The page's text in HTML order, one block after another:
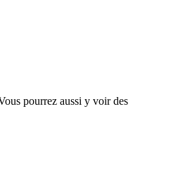
pourrez aussi y voir des